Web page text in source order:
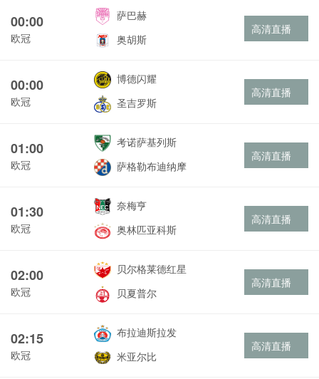
00:00
欧冠
萨巴赫
奥胡斯
高清直播
00:00
欧冠
博德闪耀
圣吉罗斯
高清直播
01:00
欧冠
考诺萨基列斯
萨格勒布迪纳摩
高清直播
01:30
欧冠
奈梅亨
奥林匹亚科斯
高清直播
02:00
欧冠
贝尔格莱德红星
贝夏普尔
高清直播
02:15
欧冠
布拉迪斯拉发
米亚尔比
高清直播